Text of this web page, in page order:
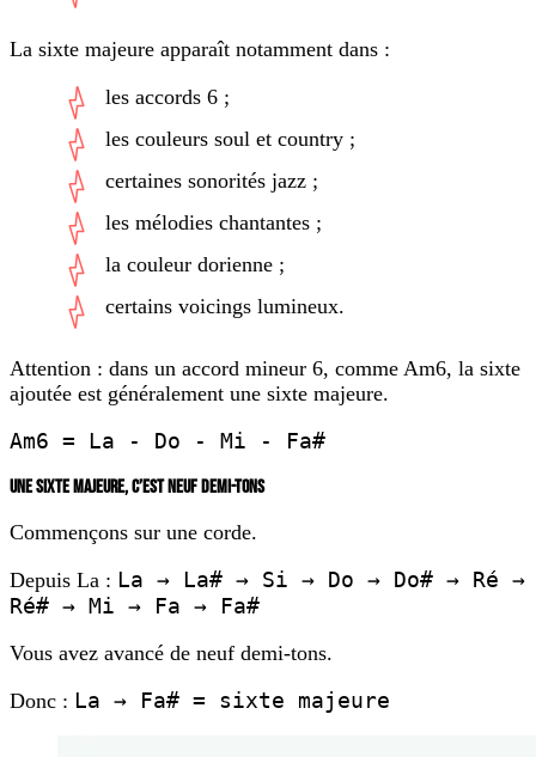
La sixte majeure apparaît notamment dans :
les accords 6 ;
les couleurs soul et country ;
certaines sonorités jazz ;
les mélodies chantantes ;
la couleur dorienne ;
certains voicings lumineux.
Attention : dans un accord mineur 6, comme Am6, la sixte
ajoutée est généralement une sixte majeure.
Am6 = La - Do - Mi - Fa#
UNE SIXTE MAJEURE, C’EST NEUF DEMI-TONS
Commençons sur une corde.
Depuis La : La → La# → Si → Do → Do# → Ré →
Ré# → Mi → Fa → Fa#
Vous avez avancé de neuf demi-tons.
Donc : La → Fa# = sixte majeure